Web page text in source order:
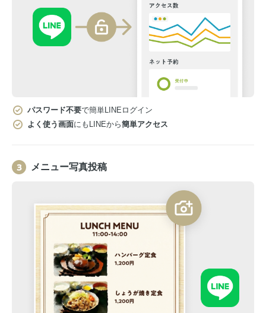
パスワード不要で簡単LINEログイン
よく使う画面にもLINEから簡単アクセス
メニュー写真投稿